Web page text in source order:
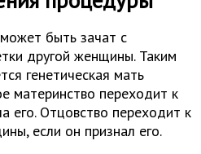
быть зачат с
другой женщины. Таким
генетическая мать
материнство переходит к
его. Отцовство переходит к
если он признал его.